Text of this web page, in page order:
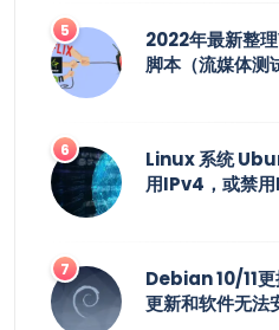
2022年最新整
脚本（流媒体测
Linux 系统
用IPv4，或禁
Debian 10/11更
更新和软件无法